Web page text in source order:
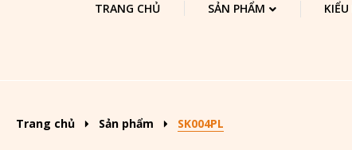
TRANG CHỦ SẢN PHẨM
Trang chủ Sản phẩm SK004PL